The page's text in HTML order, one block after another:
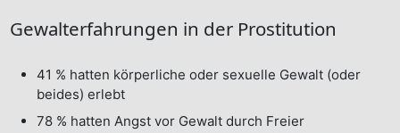
Gewalterfahrungen in der Prostitution
41 % hatten körperliche oder sexuelle Gewalt (oder
beides) erlebt
78 % hatten Angst vor Gewalt durch Freier